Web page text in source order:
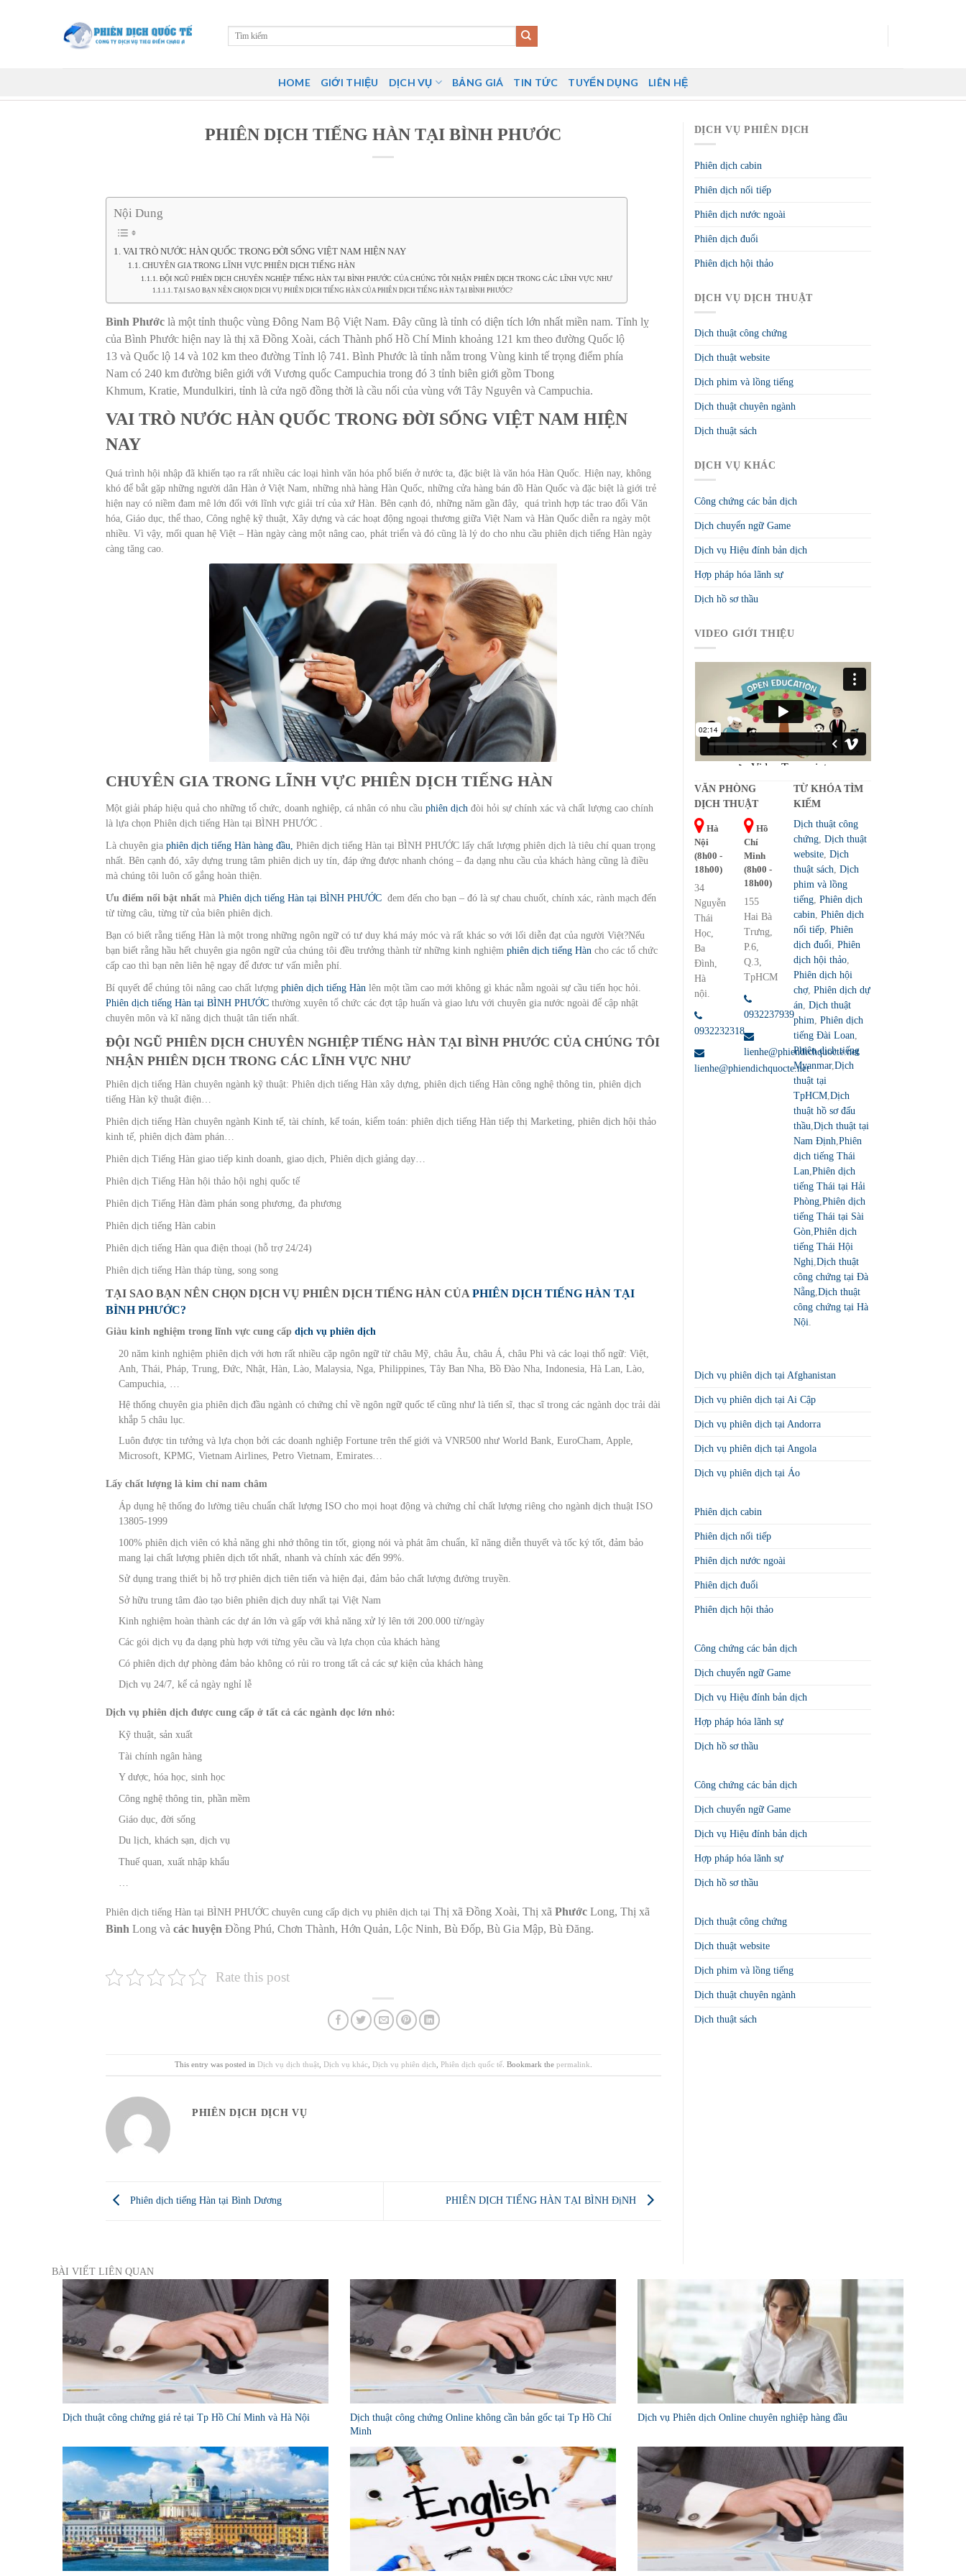
HOME GIỚI THIỆU DỊCH VỤ BẢNG GIÁ TIN TỨC TUYỂN DỤNG LIÊN HỆ
PHIÊN DỊCH TIẾNG HÀN TẠI BÌNH PHƯỚC
Nội Dung
VAI TRÒ NƯỚC HÀN QUỐC TRONG ĐỜI SỐNG VIỆT NAM HIỆN NAY
CHUYÊN GIA TRONG LĨNH VỰC PHIÊN DỊCH TIẾNG HÀN
ĐỘI NGŨ PHIÊN DỊCH CHUYÊN NGHIỆP TIẾNG HÀN TẠI BÌNH PHƯỚC CỦA CHÚNG TÔI NHẬN PHIÊN DỊCH TRONG CÁC LĨNH VỰC NHƯ
TẠI SAO BẠN NÊN CHỌN DỊCH VỤ PHIÊN DỊCH TIẾNG HÀN CỦA PHIÊN DỊCH TIẾNG HÀN TẠI BÌNH PHƯỚC?
Bình Phước là một tỉnh thuộc vùng Đông Nam Bộ Việt Nam. Đây cũng là tỉnh có diện tích lớn nhất miền nam. Tỉnh lỵ
của Bình Phước hiện nay là thị xã Đồng Xoài, cách Thành phố Hồ Chí Minh khoảng 121 km theo đường Quốc lộ
13 và Quốc lộ 14 và 102 km theo đường Tỉnh lộ 741. Bình Phước là tỉnh nằm trong Vùng kinh tế trọng điểm phía
Nam có 240 km đường biên giới với Vương quốc Campuchia trong đó 3 tỉnh biên giới gồm Tbong
Khmum, Kratie, Mundulkiri, tỉnh là cửa ngõ đồng thời là cầu nối của vùng với Tây Nguyên và Campuchia.
VAI TRÒ NƯỚC HÀN QUỐC TRONG ĐỜI SỐNG VIỆT NAM HIỆN
NAY
Quá trình hội nhập đã khiến tạo ra rất nhiều các loại hình văn hóa phổ biến ở nước ta, đặc biệt là văn hóa Hàn Quốc. Hiện nay, không
khó để bắt gặp những người dân Hàn ở Việt Nam, những nhà hàng Hàn Quốc, những cửa hàng bán đồ Hàn Quốc và đặc biệt là giới trẻ
hiện nay có niềm đam mê lớn đối với lĩnh vực giải trí của xứ Hàn. Bên cạnh đó, những năm gần đây, quá trình hợp tác trao đổi Văn
hóa, Giáo dục, thể thao, Công nghệ kỹ thuật, Xây dựng và các hoạt động ngoại thương giữa Việt Nam và Hàn Quốc diễn ra ngày một
nhiều. Vì vậy, mối quan hệ Việt – Hàn ngày càng một nâng cao, phát triển và đó cũng là lý do cho nhu cầu phiên dịch tiếng Hàn ngày
càng tăng cao.
CHUYÊN GIA TRONG LĨNH VỰC PHIÊN DỊCH TIẾNG HÀN
Một giải pháp hiệu quả cho những tổ chức, doanh nghiệp, cá nhân có nhu cầu phiên dịch đòi hỏi sự chính xác và chất lượng cao chính
là lựa chọn Phiên dịch tiếng Hàn tại BÌNH PHƯỚC .
Là chuyên gia phiên dịch tiếng Hàn hàng đầu, Phiên dịch tiếng Hàn tại BÌNH PHƯỚC lấy chất lượng phiên dịch là tiêu chí quan trọng
nhất. Bên cạnh đó, xây dựng trung tâm phiên dịch uy tín, đáp ứng được nhanh chóng – đa dạng nhu cầu của khách hàng cũng là điều
mà chúng tôi luôn cố gắng hoàn thiện.
Ưu điểm nổi bật nhất mà Phiên dịch tiếng Hàn tại BÌNH PHƯỚC đem đến cho bạn – đó là sự chau chuốt, chính xác, rành mạch đến
từ từng câu, từng từ của biên phiên dịch.
Bạn có biết rằng tiếng Hàn là một trong những ngôn ngữ có tư duy khá máy móc và rất khác so với lối diễn đạt của người Việt?Nếu
bạn biết rằng hầu hết chuyên gia ngôn ngữ của chúng tôi đều trưởng thành từ những kinh nghiệm phiên dịch tiếng Hàn cho các tổ chức
cấp cao thì bạn nên liên hệ ngay để đươc tư vấn miễn phí.
Bí quyết để chúng tôi nâng cao chất lượng phiên dịch tiếng Hàn lên một tầm cao mới không gì khác nằm ngoài sự cầu tiến học hỏi.
Phiên dịch tiếng Hàn tại BÌNH PHƯỚC thường xuyên tổ chức các đợt tập huấn và giao lưu với chuyên gia nước ngoài để cập nhật
chuyên môn và kĩ năng dịch thuật tân tiến nhất.
ĐỘI NGŨ PHIÊN DỊCH CHUYÊN NGHIỆP TIẾNG HÀN TẠI BÌNH PHƯỚC CỦA CHÚNG TÔI
NHẬN PHIÊN DỊCH TRONG CÁC LĨNH VỰC NHƯ
Phiên dịch tiếng Hàn chuyên ngành kỹ thuật: Phiên dịch tiếng Hàn xây dựng, phiên dịch tiếng Hàn công nghệ thông tin, phiên dịch
tiếng Hàn kỹ thuật điện…
Phiên dịch tiếng Hàn chuyên ngành Kinh tế, tài chính, kế toán, kiểm toán: phiên dịch tiếng Hàn tiếp thị Marketing, phiên dịch hội thảo
kinh tế, phiên dịch đàm phán…
Phiên dịch Tiếng Hàn giao tiếp kinh doanh, giao dịch, Phiên dịch giảng dạy…
Phiên dịch Tiếng Hàn hội thảo hội nghị quốc tế
Phiên dịch Tiếng Hàn đàm phán song phương, đa phương
Phiên dịch tiếng Hàn cabin
Phiên dịch tiếng Hàn qua điện thoại (hỗ trợ 24/24)
Phiên dịch tiếng Hàn tháp tùng, song song
TẠI SAO BẠN NÊN CHỌN DỊCH VỤ PHIÊN DỊCH TIẾNG HÀN CỦA PHIÊN DỊCH TIẾNG HÀN TẠI
BÌNH PHƯỚC?
Giàu kinh nghiệm trong lĩnh vực cung cấp dịch vụ phiên dịch
20 năm kinh nghiệm phiên dịch với hơn rất nhiều cặp ngôn ngữ từ châu Mỹ, châu Âu, châu Á, châu Phi và các loại thổ ngữ: Việt,
Anh, Thái, Pháp, Trung, Đức, Nhật, Hàn, Lào, Malaysia, Nga, Philippines, Tây Ban Nha, Bồ Đào Nha, Indonesia, Hà Lan, Lào,
Campuchia, …
Hệ thống chuyên gia phiên dịch đầu ngành có chứng chỉ về ngôn ngữ quốc tế cũng như là tiến sĩ, thạc sĩ trong các ngành dọc trải dài
khắp 5 châu lục.
Luôn được tin tưởng và lựa chọn bởi các doanh nghiệp Fortune trên thế giới và VNR500 như World Bank, EuroCham, Apple,
Microsoft, KPMG, Vietnam Airlines, Petro Vietnam, Emirates…
Lấy chất lượng là kim chỉ nam châm
Áp dụng hệ thống đo lường tiêu chuẩn chất lượng ISO cho mọi hoạt động và chứng chỉ chất lượng riêng cho ngành dịch thuật ISO
13805-1999
100% phiên dịch viên có khả năng ghi nhớ thông tin tốt, giọng nói và phát âm chuẩn, kĩ năng diễn thuyết và tốc ký tốt, đảm bảo
mang lại chất lượng phiên dịch tốt nhất, nhanh và chính xác đến 99%.
Sử dụng trang thiết bị hỗ trợ phiên dịch tiên tiến và hiện đại, đảm bảo chất lượng đường truyền.
Sở hữu trung tâm đào tạo biên phiên dịch duy nhất tại Việt Nam
Kinh nghiệm hoàn thành các dự án lớn và gấp với khả năng xử lý lên tới 200.000 từ/ngày
Các gói dịch vụ đa dạng phù hợp với từng yêu cầu và lựa chọn của khách hàng
Có phiên dịch dự phòng đảm bảo không có rủi ro trong tất cả các sự kiện của khách hàng
Dịch vụ 24/7, kể cả ngày nghỉ lễ
Dịch vụ phiên dịch được cung cấp ở tất cả các ngành dọc lớn nhỏ:
Kỹ thuật, sản xuất
Tài chính ngân hàng
Y dược, hóa học, sinh học
Công nghệ thông tin, phần mềm
Giáo dục, đời sống
Du lịch, khách sạn, dịch vụ
Thuế quan, xuất nhập khẩu
…
Phiên dịch tiếng Hàn tại BÌNH PHƯỚC chuyên cung cấp dịch vụ phiên dịch tại Thị xã Đồng Xoài, Thị xã Phước Long, Thị xã
Bình Long và các huyện Đồng Phú, Chơn Thành, Hớn Quản, Lộc Ninh, Bù Đốp, Bù Gia Mập, Bù Đăng.
Rate this post
This entry was posted in Dịch vụ dịch thuật, Dịch vụ khác, Dịch vụ phiên dịch, Phiên dịch quốc tế. Bookmark the permalink.
PHIÊN DỊCH DỊCH VỤ
Phiên dịch tiếng Hàn tại Bình Dương PHIÊN DỊCH TIẾNG HÀN TẠI BÌNH ĐịNH
DỊCH VỤ PHIÊN DỊCH
Phiên dịch cabin
Phiên dịch nối tiếp
Phiên dịch nước ngoài
Phiên dịch đuổi
Phiên dịch hội thảo
DỊCH VỤ DỊCH THUẬT
Dịch thuật công chứng
Dịch thuật website
Dịch phim và lồng tiếng
Dịch thuật chuyên ngành
Dịch thuật sách
DỊCH VỤ KHÁC
Công chứng các bản dịch
Dịch chuyển ngữ Game
Dịch vụ Hiệu đính bản dịch
Hợp pháp hóa lãnh sự
Dịch hồ sơ thầu
VIDEO GIỚI THIỆU
VĂN PHÒNG
DỊCH THUẬT
Hà
Nội
(8h00 -
18h00)
34
Nguyễn
Thái
Học,
Ba
Đình,
Hà
nội.
0932232318
lienhe@phiendichquocte.net
Hồ
Chí
Minh
(8h00 -
18h00)
155
Hai Bà
Trưng,
P.6,
Q.3,
TpHCM
0932237939
lienhe@phiendichquocte.net
TỪ KHÓA TÌM
KIẾM
Dịch thuật công
chứng, Dịch thuật
website, Dịch
thuật sách Dịch
phim và lồng
tiếng, Phiên dịch
cabin Phiên dịch
nối tiếp, Phiên
dịch đuổi Phiên
dịch hội thảo,
Phiên dịch hội
chợ, Phiên dịch dự
án Dịch thuật
phim Phiên dịch
tiếng Đài Loan
Phiên dịch tiếng
Myanmar, Dịch
thuật tại
TpHCM, Dịch
thuật hồ sơ đấu
thầu Dịch thuật tại
Nam Định Phiên
dịch tiếng Thái
Lan Phiên dịch
tiếng Thái tại Hải
Phòng, Phiên dịch
tiếng Thái tại Sài
Gòn Phiên dịch
tiếng Thái Hội
Nghị Dịch thuật
công chứng tại Đà
Nẵng, Dịch thuật
công chứng tại Hà
Nội
Dịch vụ phiên dịch tại Afghanistan
Dịch vụ phiên dịch tại Ai Cập
Dịch vụ phiên dịch tại Andorra
Dịch vụ phiên dịch tại Angola
Dịch vụ phiên dịch tại Áo
Phiên dịch cabin
Phiên dịch nối tiếp
Phiên dịch nước ngoài
Phiên dịch đuổi
Phiên dịch hội thảo
Công chứng các bản dịch
Dịch chuyển ngữ Game
Dịch vụ Hiệu đính bản dịch
Hợp pháp hóa lãnh sự
Dịch hồ sơ thầu
Công chứng các bản dịch
Dịch chuyển ngữ Game
Dịch vụ Hiệu đính bản dịch
Hợp pháp hóa lãnh sự
Dịch hồ sơ thầu
Dịch thuật công chứng
Dịch thuật website
Dịch phim và lồng tiếng
Dịch thuật chuyên ngành
Dịch thuật sách
BÀI VIẾT LIÊN QUAN
Dịch thuật công chứng giá rẻ tại Tp Hồ Chí Minh và Hà Nội
Dịch thuật công chứng Online không cần bản gốc tại Tp Hồ Chí
Minh
Dịch vụ Phiên dịch Online chuyên nghiệp hàng đầu